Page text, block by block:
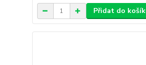
Přidat do